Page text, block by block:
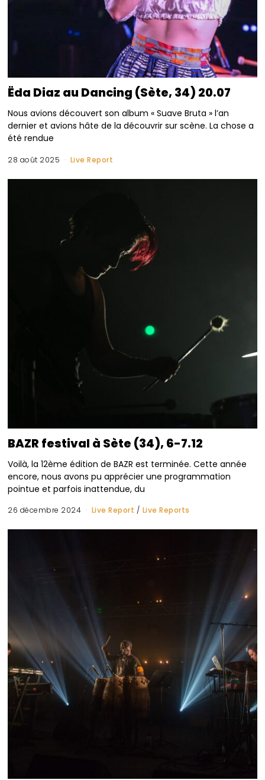
Ëda Diaz au Dancing (Sète, 34) 20.07
Nous avions découvert son album « Suave Bruta » l’an
dernier et avions hâte de la découvrir sur scène. La chose a
été rendue
28 août 2025 Live Report
BAZR festival à Sète (34), 6-7.12
Voilà, la 12ème édition de BAZR est terminée. Cette année
encore, nous avons pu apprécier une programmation
pointue et parfois inattendue, du
26 décembre 2024 Live Report / Live Reports